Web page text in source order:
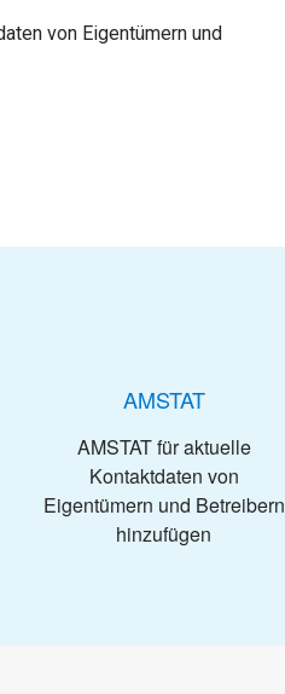
von Eigentümern und
AMSTAT
AMSTAT für aktuelle
Kontaktdaten von
Eigentümern und Betreibern
hinzufügen